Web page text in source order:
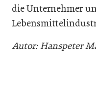
die Unternehmer
Autor: Hanspeter